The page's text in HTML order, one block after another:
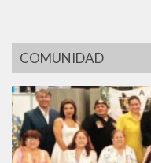
COMUNIDAD